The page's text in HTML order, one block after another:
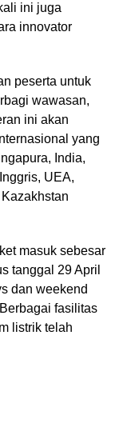
ini juga
innovator
peserta untuk
wawasan,
ini akan
yang
India,
UEA,
masuk sebesar
tanggal 29 April
dan weekend
fasilitas
listrik telah